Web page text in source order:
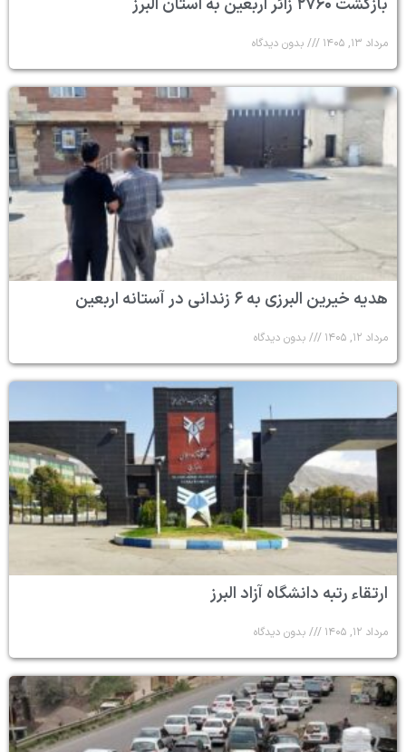
بازگشت ۲۷۶۰ زائر اربعین به استان البرز
مرداد ۱۳, ۱۴۰۵ بدون دیدگاه
هدیه خیرین البرزی به ۶ زندانی در آستانه اربعین
مرداد ۱۲, ۱۴۰۵ بدون دیدگاه
ارتقاء رتبه دانشگاه آزاد البرز
مرداد ۱۲, ۱۴۰۵ بدون دیدگاه